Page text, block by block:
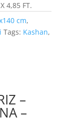
4,85 FT.
cm,
Tags: Kashan,
–
–